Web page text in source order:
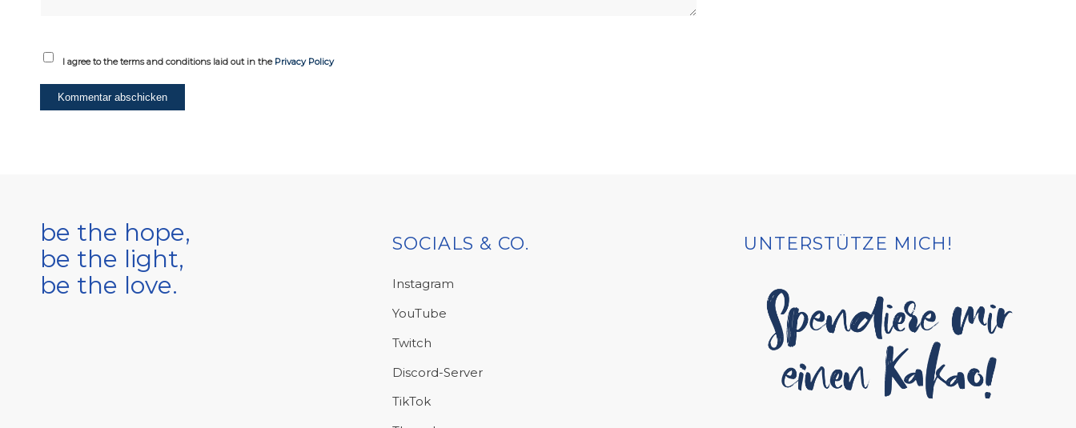
I agree to the terms and conditions laid out in the Privacy Policy
be the hope,
be the light,
be the love.
SOCIALS & CO.
Instagram
YouTube
Twitch
Discord-Server
TikTok
UNTERSTÜTZE MICH!